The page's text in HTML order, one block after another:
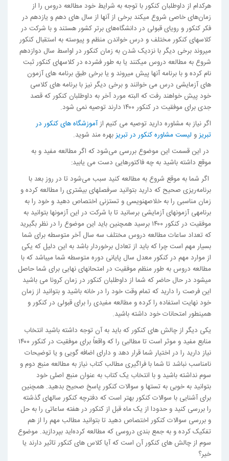
هرکدام از داوطلبان کنکور با توجه به شرایط خود مطالعه دروس را از
زمان‌های خاصی شروع می­کند برخی از آنها از سال های دهم و یازدهم در
فکر کنکور و رویای قبولی در دانشگاه‌های برتر کشور هستند و با شرکت در
کلاس­های کنکور مختلف و درس خواندن منظم و پیوسته به استقبال کنکور
می­روند برخی دیگر با نزدیک شدن به زمان کنکور در اواسط سال دوازدهم
شروع به مطالعه دروس می­کنند یا به طور فشرده در کلاس­های کنکور ثبت
نام کرده و با برنامه آنها پیش می­روند و یا برخی طبق برنامه­ های آزمون
های آزمایشی درس می خوانند و برخی دیگر نیز با برنامه­ های کلاسی
خود پیش خواهند رفت که البته مورد آخر به داوطلبان کنکور که قصد
جدی برای موفقیت در کنکور ۱۴۰۰ دارند توصیه نمی شود.
اگر نیاز به مشاوره دارید توصیه می کنیم ازآموزشگاه های کنکور در
تبریزو لیست مشاوره کنکور در تبریزبهره مند شوید.
در این قسمت این موضوع بررسی می‌شود که اگر مطالعه مفید و به
موقع داشته باشید به چه فاکتورهایی دست می یابید:
اگر شما به موقع شروع به مطالعه کنید سبب می‌شود تا در روز بعد با
برنامه‌ریزی صحیح که دارید بتوانید سرفصل­های بیشتری را مطالعه کرده و
زمان مناسبی را به خلاصه­نویسی و تست­زنی اختصاص دهید و خود را به
برنامه­ی آزمون­های آزمایشی برسانید تا با شرکت در این آزمون­ها بتوانید به
موفقیت در کنکور ۱۴۰۰ برسید همچنین باید این موضوع را در نظر بگیرید
که تعداد ساعات مطالعه دروس مختلف سه سال آخر متوسطه برای شما
بسیار مهم است چرا که باید از تعادل برخوردار باشد به این دلیل که یکی
از موارد مهم در کنکور معدل سال پایانی دوره متوسطه شما می­باشد که با
مطالعه دروس به طور منظم موفقیت در امتحان­های نهایی برای شما حاصل
می­شود در حال حاضر که شما از داوطلبان کنکور در زمان کرونا می باشید
این فرصت را دارید که تمام وقت خود را در خانه باشید و بتوانید از زمان
خود نهایت استفاده را کرده و مطالعه مفیدی را برای قبولی در کنکور و
همینطور امتحانات خود داشته باشید.
یکی دیگر از چالش های کنکور که باید به آن توجه داشته باشید انتخاب
منابع مفید و موثر است تا مطالبی را که واقعاً برای موفقیت در کنکور ۱۴۰۰
نیاز دارید را در اختیار شما قرار دهد و دارای اضافه گویی و یا توضیحات
نامناسب نباشد تا شما با فراگیری مطالب کتاب نیاز به مطالعه منبع دوم و
سوم نداشته باشید و با انتخاب یک کتاب به عنوان منبع اصلی خود
بتوانید به خوبی به تستها و سوالات کنکور پاسخ صحیح بدهید. همچنین
برای آشنایی با سوالات کنکور بهتر است که دفترچه کنکور سال­های گذشته
را بررسی کنید و حدودا از یک ماه قبل از کنکور در هفته ساعاتی را به حل
و بررسی سوالات کنکور اختصاص دهید تا بتوانید مطالب مهم را از هم
تفکیک کرده و به جمع بندی دروسی که مطالعه کرده‌اید بپردازید. موضوع
سوم از چالش های کنکور آن است که آیا کلاس های کنکور تاثیر دارند یا
خیر؟